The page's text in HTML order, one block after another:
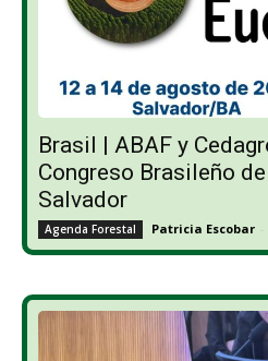
Brasil | ABAF y
Congreso Brasileño
Salvador
Agenda Forestal Patricia Escobar -